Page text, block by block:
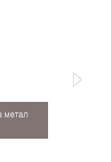
метал